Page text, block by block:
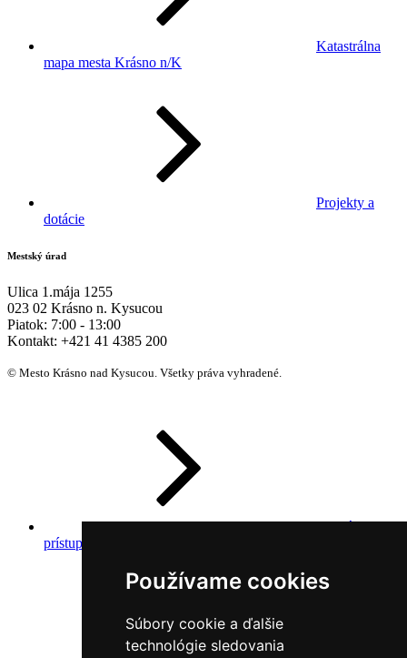
Používame cookies
Súbory cookie a ďalšie
technológie sledovania
Katastrálna
mapa mesta Krásno n/K
Projekty a
dotácie
Mestský úrad
Ulica 1.mája 1255
023 02 Krásno n. Kysucou
Piatok: 7:00 - 13:00
Kontakt: +421 41 4385 200
© Mesto Krásno nad Kysucou. Všetky práva vyhradené.
Prehlásenie o
prístupnosti